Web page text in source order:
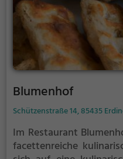
Blumenhof
Schützenstraße 14, 85435
Im Restaurant
facettenreiche